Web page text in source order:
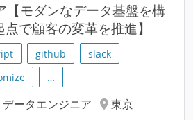
【モダンなデータ基盤を構
で顧客の変革を推進】
github
slack
…
データエンジニア
東京